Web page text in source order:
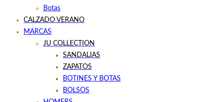
Botas
CALZADO VERANO
MARCAS
JU COLLECTION
SANDALIAS
ZAPATOS
BOTINES Y BOTAS
BOLSOS